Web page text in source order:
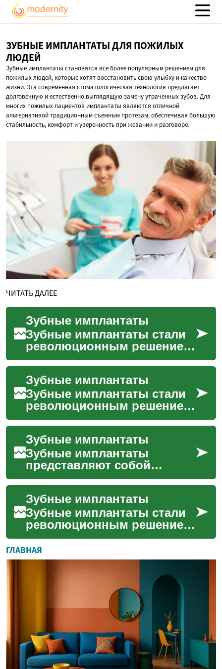
ЗУБНЫЕ ИМПЛАНТАТЫ ДЛЯ ПОЖИЛЫХ
ЛЮДЕЙ
Зубные имплантаты становятся все более популярным решением для
пожилых людей, которые хотят восстановить свою улыбку и качество
жизни. Эта современная стоматологическая технология предлагает
долговечную и естественно выглядящую замену утраченных зубов. Для
многих пожилых пациентов имплантаты являются отличной
альтернативой традиционным съемным протезам, обеспечивая большую
стабильность, комфорт и уверенность при жевании и разговоре.
ЧИТАТЬ ДАЛЕЕ
Зубные имплантаты
Зубные имплантаты стали
революционным решением
в современной
стоматологии, предлагая
долгосрочную альтернативу
традиц...
Зубные имплантаты
Зубные имплантаты стали
революционным решением
в современной
стоматологии, предлагая
эффективный способ
замены утраче...
Зубные имплантаты
Зубные имплантаты
представляют собой
современное решение в
стоматологии для замены
отсутствующих зубов. Эта
технологи...
Зубные имплантаты
Зубные имплантаты стали
революционным решением
в современной
стоматологии, предлагая
долгосрочную альтернативу
традиц...
ГЛАВНАЯ